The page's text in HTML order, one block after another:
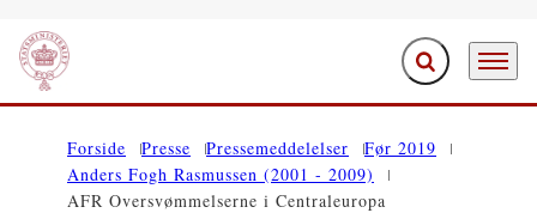
Gå til forsiden Fold søgefelt ud
Menu
Forside Presse Pressemeddelelser
Før 2019
Anders Fogh Rasmussen (2001 - 2009)
AFR Oversvømmelserne i Centraleuropa